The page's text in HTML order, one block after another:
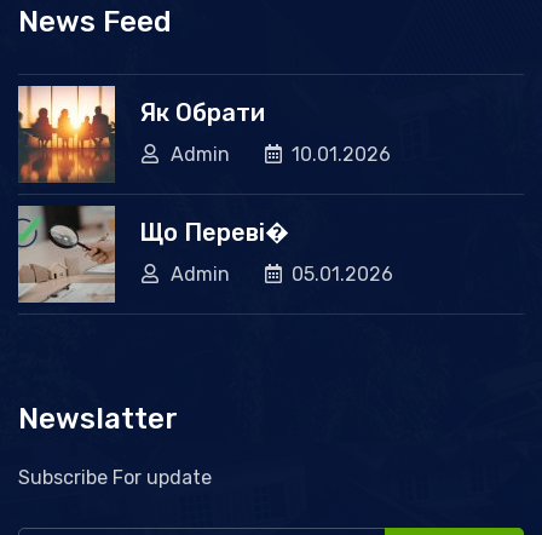
News Feed
Як Обрати
Admin 10.01.2026
Що Переві�
Admin 05.01.2026
Newslatter
Subscribe For update